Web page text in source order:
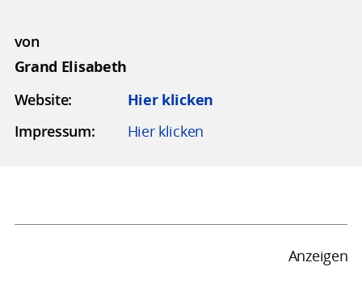
von
Grand Elisabeth
Website:
Hier klicken
Impressum:
Hier klicken
Anzeigen